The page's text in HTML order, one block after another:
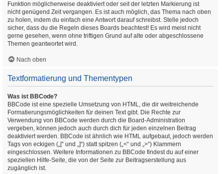
Funktion möglicherweise deaktiviert oder seit der letzten Markierung ist
nicht genügend Zeit vergangen. Es ist auch möglich, das Thema nach oben
zu holen, indem du einfach eine Antwort darauf schreibst. Stelle jedoch
sicher, dass du die Regeln dieses Boards beachtest! Es wird meist nicht
gerne gesehen, wenn ohne triftigen Grund auf alte oder abgeschlossene
Themen geantwortet wird.
Nach oben
Textformatierung und Thementypen
Was ist BBCode?
BBCode ist eine spezielle Umsetzung von HTML, die dir weitreichende
Formatierungsmöglichkeiten für deinen Text gibt. Die Rechte zur
Verwendung von BBCode werden durch die Board-Administration
vergeben, können jedoch auch durch dich für jeden einzelnen Beitrag
deaktiviert werden. BBCode ist ähnlich wie HTML aufgebaut, jedoch werden
Tags von eckigen („[“ und „]“) statt spitzen („<“ und „>“) Klammern
eingeschlossen. Weitere Informationen zu BBCode findest du auf einer
speziellen Hilfe-Seite, die von der Seite zur Beitragserstellung aus
zugänglich ist.